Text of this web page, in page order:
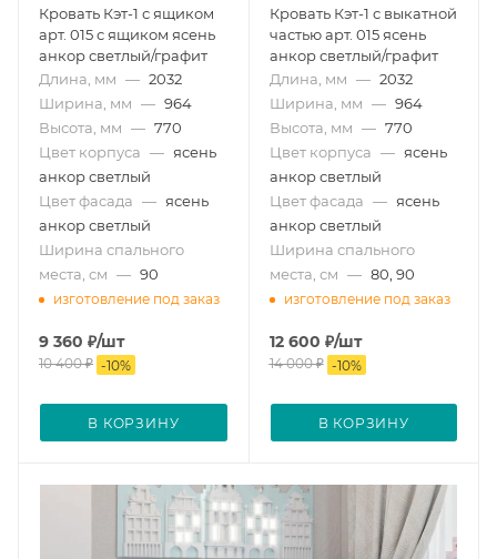
Кровать Кэт-1 с ящиком
арт. 015 с ящиком ясень
анкор светлый/графит
Длина, мм — 2032
Ширина, мм — 964
Высота, мм — 770
Цвет корпуса — ясень
анкор светлый
Цвет фасада — ясень
анкор светлый
Ширина спального
места, см — 90
изготовление под заказ
9 360 ₽/шт
10 400₽ -10%
В КОРЗИНУ
Кровать Кэт-1 с выкатной
частью арт. 015 ясень
анкор светлый/графит
Длина, мм — 2032
Ширина, мм — 964
Высота, мм — 770
Цвет корпуса — ясень
анкор светлый
Цвет фасада — ясень
анкор светлый
Ширина спального
места, см — 80, 90
изготовление под заказ
12 600 ₽/шт
14 000₽ -10%
В КОРЗИНУ